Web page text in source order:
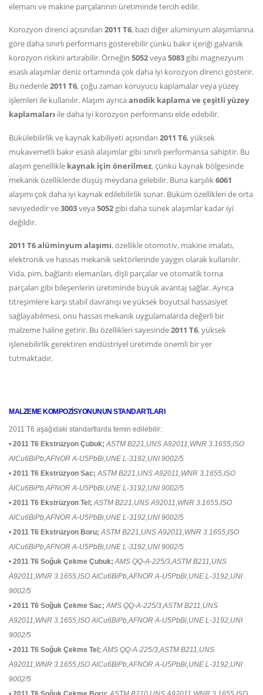
elemanı ve makine parçalarının üretiminde tercih edilir.
Korozyon direnci açısından 2011 T6, bazı diğer alüminyum alaşımlarına
göre daha sınırlı performans gösterebilir çünkü bakır içeriği galvanik
korozyon riskini artırabilir. Örneğin 5052veya5083 gibi magnezyum
esaslı alaşımlar deniz ortamında çok daha iyi korozyon direnci gösterir.
Bu nedenle2011 T6, çoğu zaman koruyucu kaplamalar veya yüzey
işlemleri ile kullanılır. Alaşım ayrıcaanodik kaplama ve çeşitli yüzey
kaplamaları ile daha iyi korozyon performansı elde edebilir.
Bükülebilirlik ve kaynak kabiliyeti açısından 2011 T6, yüksek
mukavemetli bakır esaslı alaşımlar gibi sınırlı performansa sahiptir. Bu
alaşım genellikle kaynak için önerilmez, çünkü kaynak bölgesinde
mekanik özelliklerde düşüş meydana gelebilir. Buna karşılık6061
alaşımı çok daha iyi kaynak edilebilirlik sunar. Büküm özellikleri de orta
seviyededir ve3003veya5052 gibi daha sünek alaşımlar kadar iyi
değildir.
2011 T6 alüminyum alaşımı, özellikle otomotiv, makine imalatı,
elektronik ve hassas mekanik sektörlerinde yaygın olarak kullanılır.
Vida, pim, bağlantı elemanları, dişli parçalar ve otomatik torna
parçaları gibi bileşenlerin üretiminde büyük avantaj sağlar. Ayrıca
titreşimlere karşı stabil davranışı ve yüksek boyutsal hassasiyet
sağlayabilmesi, onu hassas mekanik uygulamalarda değerli bir
malzeme haline getirir. Bu özellikleri sayesinde2011 T6, yüksek
işlenebilirlik gerektiren endüstriyel üretimde önemli bir yer
tutmaktadır.
MALZEME KOMPOZİSYONUNUN STANDARTLARI
2011 T6 aşağıdaki standartlarda temin edilebilir:
• 2011 T6 Ekstrüzyon Çubuk; ASTM B221,UNS A92011,WNR 3.1655,ISO
AlCu6BiPb,AFNOR A-U5PbBi,UNE L-3192,UNI 9002/5
• 2011 T6 Ekstrüzyon Sac; ASTM B221,UNS A92011,WNR 3.1655,ISO
AlCu6BiPb,AFNOR A-U5PbBi,UNE L-3192,UNI 9002/5
• 2011 T6 Ekstrüzyon Tel; ASTM B221,UNS A92011,WNR 3.1655,ISO
AlCu6BiPb,AFNOR A-U5PbBi,UNE L-3192,UNI 9002/5
• 2011 T6 Ekstrüzyon Boru; ASTM B221,UNS A92011,WNR 3.1655,ISO
AlCu6BiPb,AFNOR A-U5PbBi,UNE L-3192,UNI 9002/5
• 2011 T6 Soğuk Çekme Çubuk; AMS QQ-A-225/3,ASTM B211,UNS
A92011,WNR 3.1655,ISO AlCu6BiPb,AFNOR A-U5PbBi,UNE L-3192,UNI
9002/5
• 2011 T6 Soğuk Çekme Sac; AMS QQ-A-225/3,ASTM B211,UNS
A92011,WNR 3.1655,ISO AlCu6BiPb,AFNOR A-U5PbBi,UNE L-3192,UNI
9002/5
• 2011 T6 Soğuk Çekme Tel; AMS QQ-A-225/3,ASTM B211,UNS
A92011,WNR 3.1655,ISO AlCu6BiPb,AFNOR A-U5PbBi,UNE L-3192,UNI
9002/5